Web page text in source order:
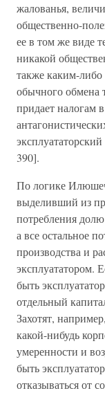
жалованья,
общественно-
ее в том же виде
никакой
также каким-
обычного обмена
придает налогам
390].
По логике
выделивший из
потребления
а все остальное
производства и
эксплуататором.
быть
отдельный
Захотят,
какой-нибудь
умеренности и
быть
отказываться от